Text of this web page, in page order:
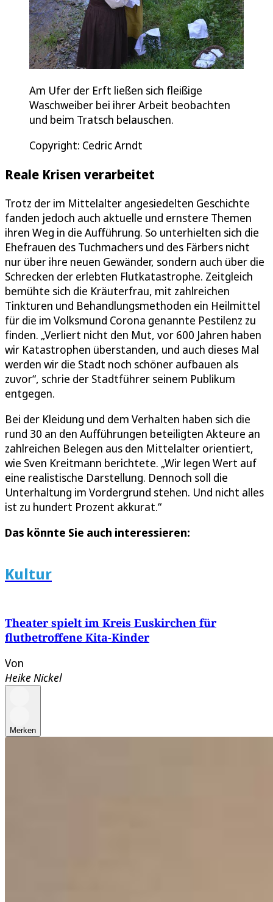
Am Ufer der Erft ließen sich fleißige
Waschweiber bei ihrer Arbeit beobachten
und beim Tratsch belauschen.
Copyright: Cedric Arndt
Reale Krisen verarbeitet
Trotz der im Mittelalter angesiedelten Geschichte
fanden jedoch auch aktuelle und ernstere Themen
ihren Weg in die Aufführung. So unterhielten sich die
Ehefrauen des Tuchmachers und des Färbers nicht
nur über ihre neuen Gewänder, sondern auch über die
Schrecken der erlebten Flutkatastrophe. Zeitgleich
bemühte sich die Kräuterfrau, mit zahlreichen
Tinkturen und Behandlungsmethoden ein Heilmittel
für die im Volksmund Corona genannte Pestilenz zu
finden. „Verliert nicht den Mut, vor 600 Jahren haben
wir Katastrophen überstanden, und auch dieses Mal
werden wir die Stadt noch schöner aufbauen als
zuvor“, schrie der Stadtführer seinem Publikum
entgegen.
Bei der Kleidung und dem Verhalten haben sich die
rund 30 an den Aufführungen beteiligten Akteure an
zahlreichen Belegen aus den Mittelalter orientiert,
wie Sven Kreitmann berichtete. „Wir legen Wert auf
eine realistische Darstellung. Dennoch soll die
Unterhaltung im Vordergrund stehen. Und nicht alles
ist zu hundert Prozent akkurat.“
Das könnte Sie auch interessieren:
Kultur
Theater spielt im Kreis Euskirchen für
flutbetroffene Kita-Kinder
Von
Heike Nickel
Merken